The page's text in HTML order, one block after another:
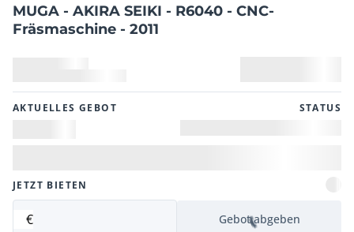
MUGA - AKIRA SEIKI - R6040 - CNC-
Fräsmaschine - 2011
AKTUELLES GEBOT STATUS
JETZT BIETEN
€ Gebot abgeben